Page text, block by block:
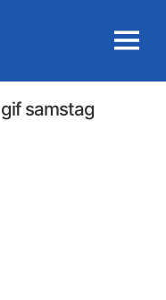
MENU
samstag